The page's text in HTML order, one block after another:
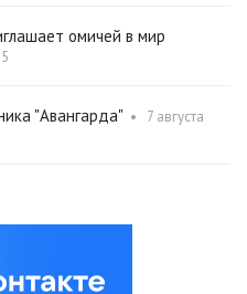
омичей в мир
"Авангарда" •
7 августа